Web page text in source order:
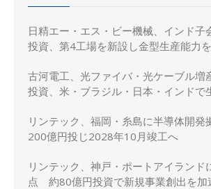
日精エー・エス・ビー機械、インド子
投資、第4工場を新設し金型生産能力
古河電工、光ファイバ・光ケーブル増
投資、米・ブラジル・日本・インドで
リンテック、福岡・糸島に半導体開発
200億円投じ2028年10月竣工へ
リンテック、神戸・ポートアイランド
点 約80億円投資で新規事業創出を加